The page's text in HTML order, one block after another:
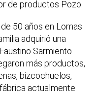
de productos Pozo.
50 años en Lomas
adquirió una
Sarmiento
más productos,
bizcochuelos,
actualmente